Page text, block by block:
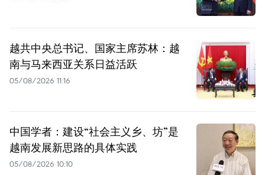
越共中央总书记、国家主席苏林：越
南与马来西亚关系日益活跃
05/08/2026 11:16
中国学者：建设“社会主义乡、坊”是
越南发展新思路的具体实践
05/08/2026 10:10